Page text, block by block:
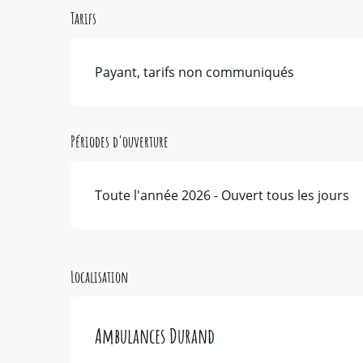
Tarifs
Payant, tarifs non communiqués
Périodes d'ouverture
Toute l'année 2026 - Ouvert tous les jours
Localisation
Ambulances Durand